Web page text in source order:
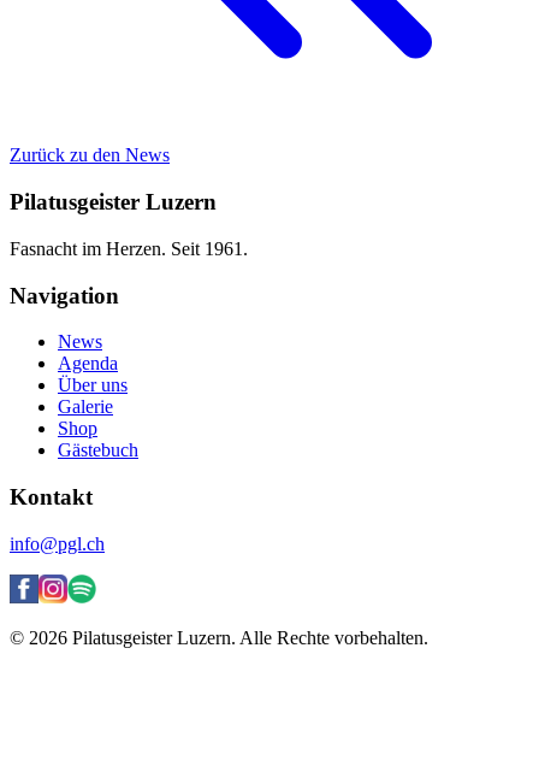
Zurück zu den News
Pilatusgeister Luzern
Fasnacht im Herzen. Seit 1961.
Navigation
News
Agenda
Über uns
Galerie
Shop
Gästebuch
Kontakt
info@pgl.ch
© 2026 Pilatusgeister Luzern. Alle Rechte vorbehalten.